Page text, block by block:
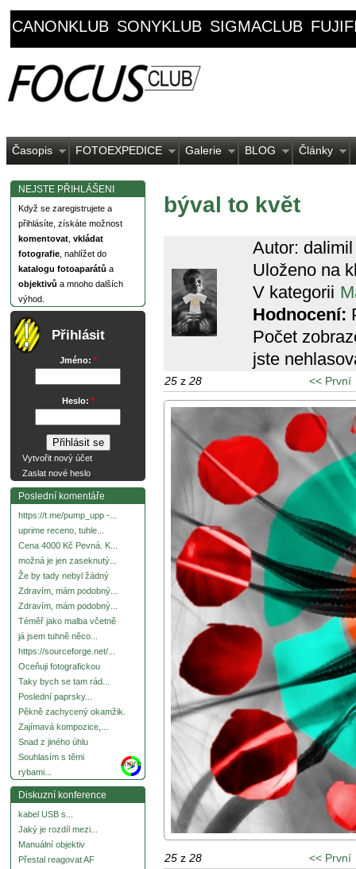
CANONKLUB SONYKLUB SIGMACLUB
Časopis FOTOEXPEDICE Galerie BLOG Články
NEJSTE PŘIHLÁŠENI
Když se zaregistrujete a
přihlásíte, získáte možnost
komentovat vkládat
fotografie , nahlížet do
katalogu fotoaparátů a
objektivů a mnoho dalších
výhod.
Přihlásit
Jméno: *
Heslo: *
Vytvořit nový účet
Zaslat nové heslo
Poslední komentáře
https://t.me/pump_upp -...
uprime receno, tuhle...
Cena 4000 Kč Pevná. K...
možná je jen zaseknutý...
Že by tady nebyl žádný
Zdravím, mám podobný...
Zdravím, mám podobný...
Téměř jako malba včetně
já jsem tuhně něco...
https://sourceforge.net/...
Oceňuji fotografickou
Taky bych se tam rád...
Poslední paprsky...
Pěkně zachycený okamžik.
Zajímavá kompozice,...
Snad z jiného úhlu
Souhlasím s těmi
rybami...
more
Diskuzní konference
kabel USB s...
Jaký je rozdíl mezi...
Manuální objektiv
Přestal reagovat AF
býval to květ
Autor: dalimil
Uloženo na
V kategorii
Hodnocení:
Počet
jste
25 z 28 << První
25 z 28
<< První